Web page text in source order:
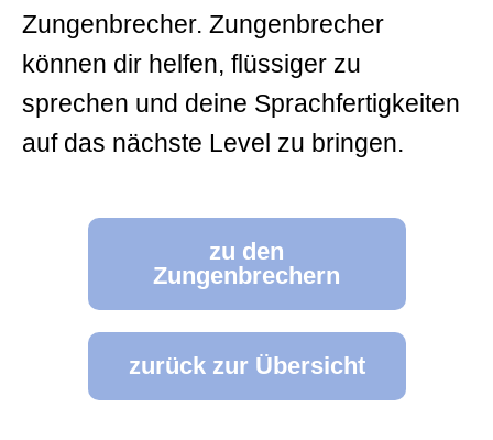
Zungenbrecher. Zungenbrecher
können dir helfen, flüssiger zu
sprechen und deine Sprachfertigkeiten
auf das nächste Level zu bringen.
zu den
Zungenbrechern
zurück zur Übersicht